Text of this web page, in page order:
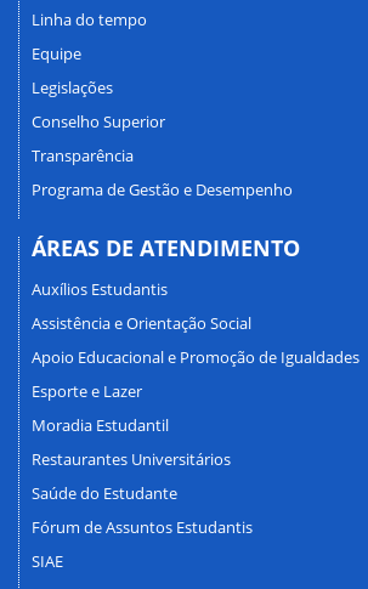
Linha do tempo
Equipe
Legislações
Conselho Superior
Transparência
Programa de Gestão e Desempenho
ÁREAS DE ATENDIMENTO
Auxílios Estudantis
Assistência e Orientação Social
Apoio Educacional e Promoção de Igualdades
Esporte e Lazer
Moradia Estudantil
Restaurantes Universitários
Saúde do Estudante
Fórum de Assuntos Estudantis
SIAE